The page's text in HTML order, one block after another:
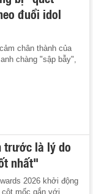
đuổi idol
chân thành của
chàng "sập bẫy",
trước là lý do
nhất"
2026 khởi động
cột mốc gắn với